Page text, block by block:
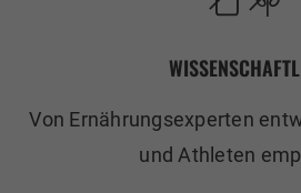
Von Ernährungsexperten
und Athleten